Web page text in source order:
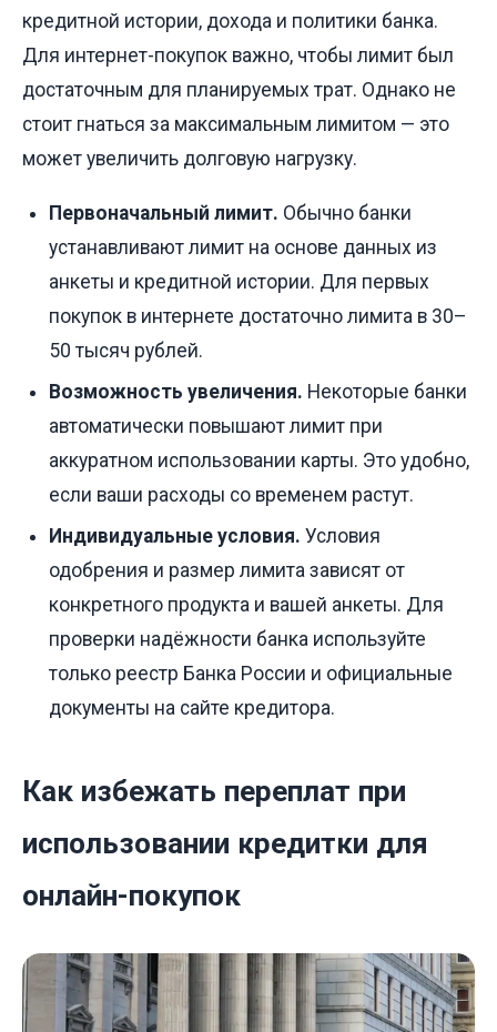
кредитной истории, дохода и политики банка.
Для интернет-покупок важно, чтобы лимит был
достаточным для планируемых трат. Однако не
стоит гнаться за максимальным лимитом — это
может увеличить долговую нагрузку.
Первоначальный лимит. Обычно банки
устанавливают лимит на основе данных из
анкеты и кредитной истории. Для первых
покупок в интернете достаточно лимита в 30–
50 тысяч рублей.
Возможность увеличения. Некоторые банки
автоматически повышают лимит при
аккуратном использовании карты. Это удобно,
если ваши расходы со временем растут.
Индивидуальные условия. Условия
одобрения и размер лимита зависят от
конкретного продукта и вашей анкеты. Для
проверки надёжности банка используйте
только реестр Банка России и официальные
документы на сайте кредитора.
Как избежать переплат при
использовании кредитки для
онлайн-покупок